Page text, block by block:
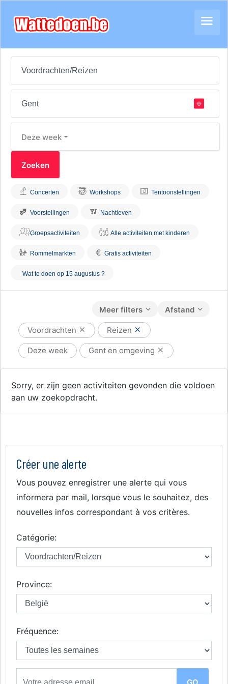
Deze week
Concerten Workshops Tentoonstellingen
Voorstellingen Nachtleven
Groepsactiviteiten Alle activiteiten met kinderen
Rommelmarkten € Gratis activiteiten
Wat te doen op 15 augustus ?
Afstand
Meer filters
Voordrachten Reizen
Deze week Gent en omgeving
Sorry, er zijn geen activiteiten gevonden die voldoen
aan uw zoekopdracht.
Créer une alerte
Vous pouvez enregistrer une alerte qui vous
informera par mail, lorsque vous le souhaitez, des
nouvelles infos correspondant à vos critères.
Catégorie:
Province:
Fréquence: